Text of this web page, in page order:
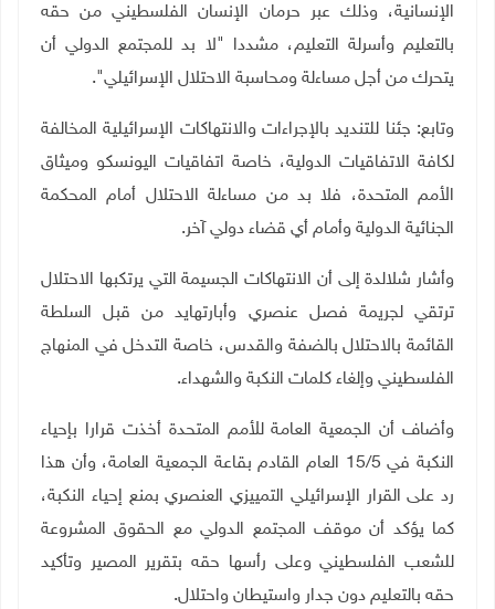
الإنسانية، وذلك عبر حرمان الإنسان الفلسطيني من حقه
بالتعليم وأسرلة التعليم، مشددا "لا بد للمجتمع الدولي أن
يتحرك من أجل مساءلة ومحاسبة الاحتلال الإسرائيلي".
وتابع: جئنا للتنديد بالإجراءات والانتهاكات الإسرائيلية المخالفة
لكافة الاتفاقيات الدولية، خاصة اتفاقيات اليونسكو وميثاق
الأمم المتحدة، فلا بد من مساءلة الاحتلال أمام المحكمة
الجنائية الدولية وأمام أي قضاء دولي آخر.
وأشار شلالدة إلى أن الانتهاكات الجسيمة التي يرتكبها الاحتلال
ترتقي لجريمة فصل عنصري وأبارتهايد من قبل السلطة
القائمة بالاحتلال بالضفة والقدس، خاصة التدخل في المنهاج
الفلسطيني وإلغاء كلمات النكبة والشهداء.
وأضاف أن الجمعية العامة للأمم المتحدة أخذت قرارا بإحياء
النكبة في 15/5 العام القادم بقاعة الجمعية العامة، وأن هذا
رد على القرار الإسرائيلي التمييزي العنصري بمنع إحياء النكبة،
كما يؤكد أن موقف المجتمع الدولي مع الحقوق المشروعة
للشعب الفلسطيني وعلى رأسها حقه بتقرير المصير وتأكيد
حقه بالتعليم دون جدار واستيطان واحتلال.